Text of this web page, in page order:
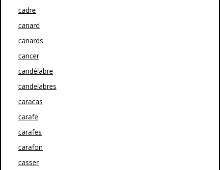
cadre
canard
canards
cancer
candélabre
candelabres
caracas
carafe
carafes
carafon
casser